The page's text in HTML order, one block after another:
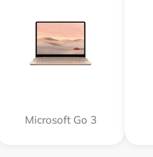
Microsoft Go 3